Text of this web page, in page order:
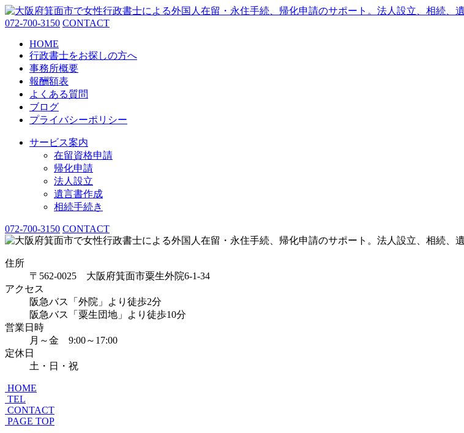
072-700-3150 CONTACT
HOME
行政書士をお探しの方へ
事務所概要
報酬額表
よくある質問
ブログ
プライバシーポリシー
サービス案内
在留資格申請
帰化申請
法人設立
遺言書作成
相続手続き
072-700-3150 CONTACT
住所
〒562-0025 大阪府箕面市粟生外院6-1-34
アクセス
阪急バス「外院」より徒歩2分
阪急バス「粟生団地」より徒歩10分
営業日時
月～金 9:00～17:00
定休日
土・日・祝
HOME
TEL
CONTACT
PAGE TOP